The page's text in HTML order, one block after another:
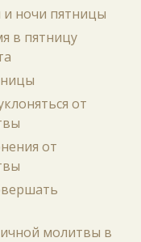
и ночи пятницы
в пятницу
от
от
молитвы в